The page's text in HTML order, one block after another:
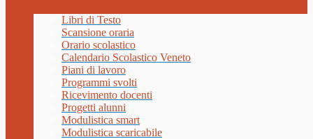
Libri di Testo
Scansione oraria
Orario scolastico
Calendario Scolastico Veneto
Piani di lavoro
Programmi svolti
Ricevimento docenti
Progetti alunni
Modulistica smart
Modulistica scaricabile